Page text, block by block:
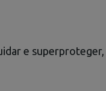
e superproteger,